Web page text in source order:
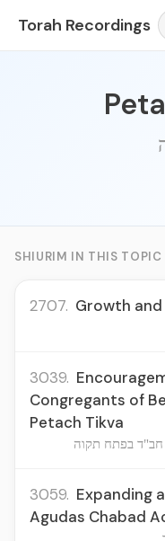
Torah Recordings
SHIURIM IN THIS TOPIC
2707. Growth and
3039.
Congregants of
Petach Tikva
חב"ד בפתח תקוה
3059. Expanding
Agudas Chabad